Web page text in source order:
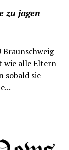
zu jagen
Braunschweig
wie alle Eltern
sobald sie